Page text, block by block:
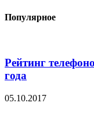
Популярное
Рейтинг
года
05.10.2017